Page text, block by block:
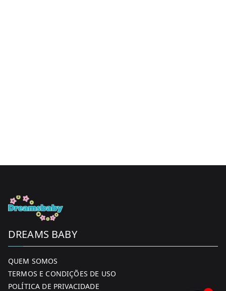
DREAMS BABY
QUEM SOMOS
TERMOS E CONDIÇÕES DE USO
POLÍTICA DE PRIVACIDADE